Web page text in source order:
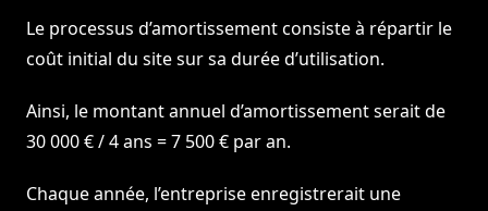
Le processus d’amortissement consiste à répartir le
coût initial du site sur sa durée d’utilisation.
Ainsi, le montant annuel d’amortissement serait de
30 000 € / 4 ans = 7 500 € par an.
Chaque année, l’entreprise enregistrerait une